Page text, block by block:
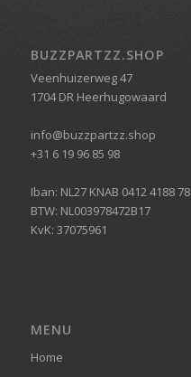
BUZZPARTZZ.SHOP
Veenhuizerweg 47
1704 DR Heerhugowaard
info@buzzpartzz.shop
+31 6 19 96 85 98
Iban: NL27 KNAB 0412 4188 78
BTW: NL003978472B17
KvK: 37075961
MENU
Home